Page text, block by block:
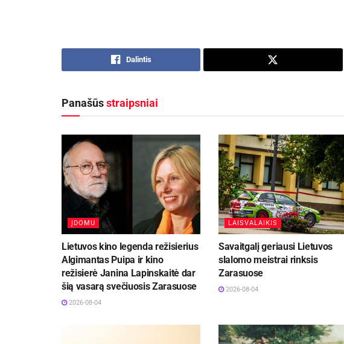
Dalintis
Panašūsstraipsniai
ĮDOMU
Lietuvos kino legenda režisierius
Algimantas Puipa ir kino
režisierė Janina Lapinskaitė dar
šią vasarą svečiuosis Zarasuose
2026-08-04
LAISVALAIKIS
Savaitgalį geriausi Lietuvos
slalomo meistrai rinksis
Zarasuose
2026-08-04